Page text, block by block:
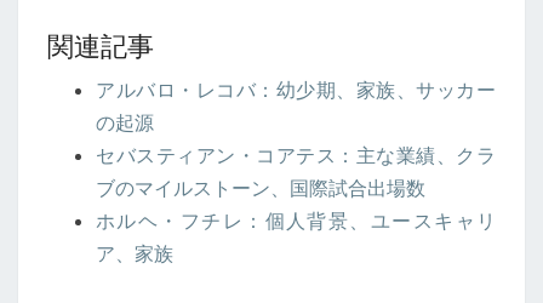
関連記事
アルバロ・レコバ：幼少期、家族、サッカー
の起源
セバスティアン・コアテス：主な業績、クラ
ブのマイルストーン、国際試合出場数
ホルヘ・フチレ：個人背景、ユースキャリ
ア、家族